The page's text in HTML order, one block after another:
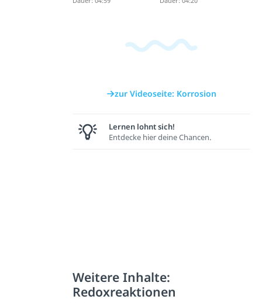
zur Videoseite: Korrosion
Lernen lohnt sich!
Entdecke hier deine Chancen.
Weitere Inhalte:
Redoxreaktionen